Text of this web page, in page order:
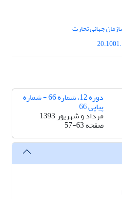
جهانی تجارت
دوره 12، شماره 66 - شماره
پیاپی 66
مرداد و شهریور 1393
صفحه57-63